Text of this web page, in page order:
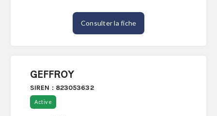
Consulter la fiche
GEFFROY
SIREN : 823053632
Active